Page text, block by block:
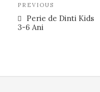
articole
Previous
Post
PREVIOUS
Perie de Dinti Kids
3-6 Ani